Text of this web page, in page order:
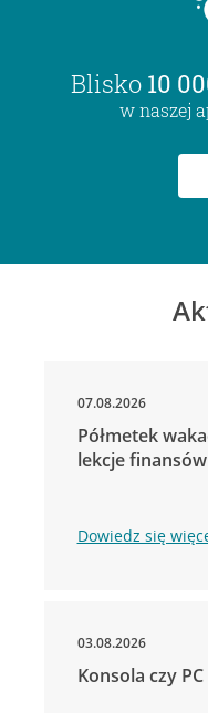
Blisko 10
w naszej
07.08.2026
Półmetek
lekcje finansów
Dowiedz się
03.08.2026
Konsola czy